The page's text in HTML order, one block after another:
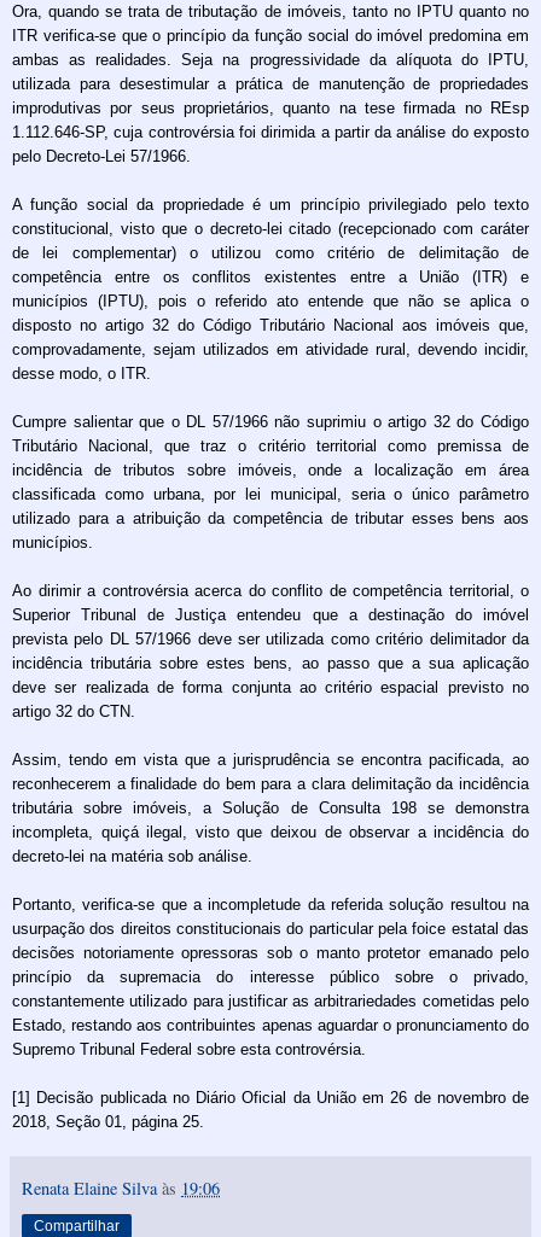
Ora, quando se trata de tributação de imóveis, tanto no IPTU quanto no
ITR verifica-se que o princípio da função social do imóvel predomina em
ambas as realidades. Seja na progressividade da alíquota do IPTU,
utilizada para desestimular a prática de manutenção de propriedades
improdutivas por seus proprietários, quanto na tese firmada no REsp
1.112.646-SP, cuja controvérsia foi dirimida a partir da análise do exposto
pelo Decreto-Lei 57/1966.
A função social da propriedade é um princípio privilegiado pelo texto
constitucional, visto que o decreto-lei citado (recepcionado com caráter
de lei complementar) o utilizou como critério de delimitação de
competência entre os conflitos existentes entre a União (ITR) e
municípios (IPTU), pois o referido ato entende que não se aplica o
disposto no artigo 32 do Código Tributário Nacional aos imóveis que,
comprovadamente, sejam utilizados em atividade rural, devendo incidir,
desse modo, o ITR.
Cumpre salientar que o DL 57/1966 não suprimiu o artigo 32 do Código
Tributário Nacional, que traz o critério territorial como premissa de
incidência de tributos sobre imóveis, onde a localização em área
classificada como urbana, por lei municipal, seria o único parâmetro
utilizado para a atribuição da competência de tributar esses bens aos
municípios.
Ao dirimir a controvérsia acerca do conflito de competência territorial, o
Superior Tribunal de Justiça entendeu que a destinação do imóvel
prevista pelo DL 57/1966 deve ser utilizada como critério delimitador da
incidência tributária sobre estes bens, ao passo que a sua aplicação
deve ser realizada de forma conjunta ao critério espacial previsto no
artigo 32 do CTN.
Assim, tendo em vista que a jurisprudência se encontra pacificada, ao
reconhecerem a finalidade do bem para a clara delimitação da incidência
tributária sobre imóveis, a Solução de Consulta 198 se demonstra
incompleta, quiçá ilegal, visto que deixou de observar a incidência do
decreto-lei na matéria sob análise.
Portanto, verifica-se que a incompletude da referida solução resultou na
usurpação dos direitos constitucionais do particular pela foice estatal das
decisões notoriamente opressoras sob o manto protetor emanado pelo
princípio da supremacia do interesse público sobre o privado,
constantemente utilizado para justificar as arbitrariedades cometidas pelo
Estado, restando aos contribuintes apenas aguardar o pronunciamento do
Supremo Tribunal Federal sobre esta controvérsia.
[1] Decisão publicada no Diário Oficial da União em 26 de novembro de
2018, Seção 01, página 25.
Renata Elaine Silva às 19:06
Compartilhar